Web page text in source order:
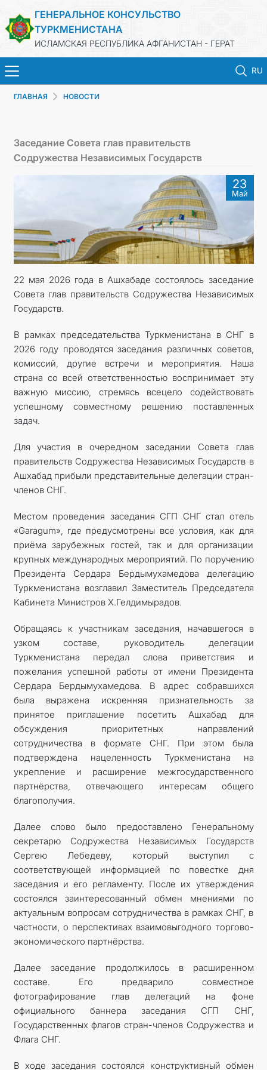
ГЕНЕРАЛЬНОЕ КОНСУЛЬСТВО
ТУРКМЕНИСТАНА
ИСЛАМСКАЯ РЕСПУБЛИКА АФГАНИСТАН - ГЕРАТ
RU
ТУРКМЕНИСТАН
КОНСУЛЬСКИЕ УСЛУГИ
МИД
КОНТАКТНЫЕ ДАННЫЕ
ГЛАВНАЯ НОВОСТИ
Заседание Совета глав правительств
Содружества Независимых Государств
23
Май
22 мая 2026 года в Ашхабаде состоялось заседание
Совета глав правительств Содружества Независимых
Государств.
В рамках председательства Туркменистана в СНГ в
2026 году проводятся заседания различных советов,
комиссий, другие встречи и мероприятия. Наша
страна со всей ответственностью воспринимает эту
важную миссию, стремясь всецело содействовать
успешному совместному решению поставленных
задач.
Для участия в очередном заседании Совета глав
правительств Содружества Независимых Государств в
Ашхабад прибыли представительные делегации стран-
членов СНГ.
Местом проведения заседания СГП СНГ стал отель
«Garagum», где предусмотрены все условия, как для
приёма зарубежных гостей, так и для организации
крупных международных мероприятий. По поручению
Президента Сердара Бердымухамедова делегацию
Туркменистана возглавил Заместитель Председателя
Кабинета Министров Х.Гелдимырадов.
Обращаясь к участникам заседания, начавшегося в
узком составе, руководитель делегации
Туркменистана передал слова приветствия и
пожелания успешной работы от имени Президента
Сердара Бердымухамедова. В адрес собравшихся
была выражена искренняя признательность за
принятое приглашение посетить Ашхабад для
обсуждения приоритетных направлений
сотрудничества в формате СНГ. При этом была
подтверждена нацеленность Туркменистана на
укрепление и расширение межгосударственного
партнёрства, отвечающего интересам общего
благополучия.
Далее слово было предоставлено Генеральному
секретарю Содружества Независимых Государств
Сергею Лебедеву, который выступил с
соответствующей информацией по повестке дня
заседания и его регламенту. После их утверждения
состоялся заинтересованный обмен мнениями по
актуальным вопросам сотрудничества в рамках СНГ, в
частности, о перспективах взаимовыгодного торгово-
экономического партнёрства.
Далее заседание продолжилось в расширенном
составе. Его предварило совместное
фотографирование глав делегаций на фоне
официального баннера заседания СГП СНГ,
Государственных флагов стран-членов Содружества и
Флага СНГ.
В ходе заседания состоялся конструктивный обмен